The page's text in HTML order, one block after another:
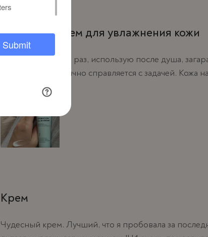
Любимый крем для увлажнения кожи
Беру уже который раз, использую после душа,
течении дня. Отлично справляется с задачей. Кожа
после него
Крем
Чудесный крем. Лучший, что я пробовала за